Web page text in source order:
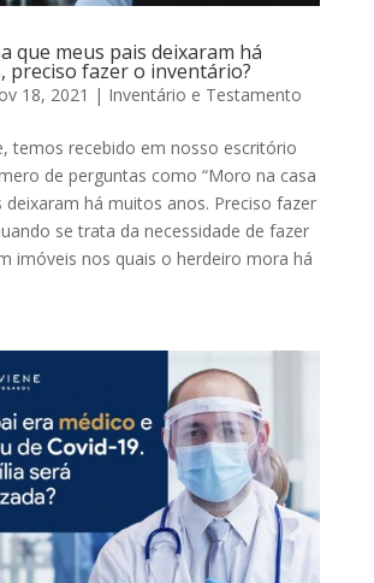
que meus pais deixaram há
preciso fazer o inventário?
18, 2021 | Inventário e Testamento
temos recebido em nosso escritório
de perguntas como “Moro na casa
deixaram há muitos anos. Preciso fazer
se trata da necessidade de fazer
imóveis nos quais o herdeiro mora há